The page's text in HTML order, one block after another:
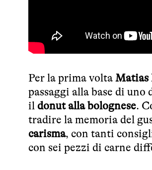
Per la prima volta Matias
passaggi alla base di
il donut alla bolognese.
tradire la memoria del
carisma, con tanti
con sei pezzi di carne